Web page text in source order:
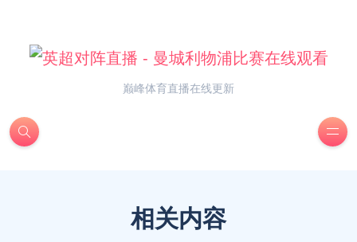
巅峰体育直播在线更新
相关内容